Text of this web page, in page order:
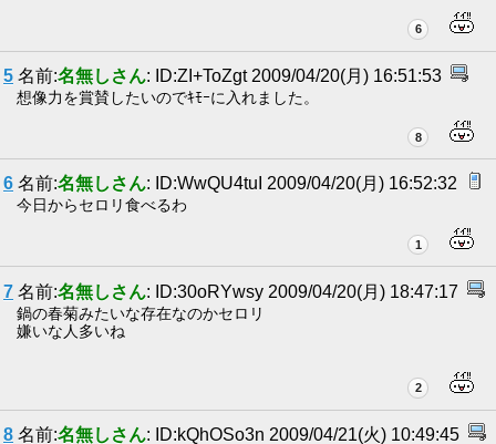
6
5 名前:名無しさん: ID:ZI+ToZgt 2009/04/20(月) 16:51:53
想像力を賞賛したいのでｷﾓｰに入れました。
8
6 名前:名無しさん: ID:WwQU4tuI 2009/04/20(月) 16:52:32
今日からセロリ食べるわ
1
7 名前:名無しさん: ID:30oRYwsy 2009/04/20(月) 18:47:17
鍋の春菊みたいな存在なのかセロリ
嫌いな人多いね
2
8 名前:名無しさん: ID:kQhOSo3n 2009/04/21(火) 10:49:45